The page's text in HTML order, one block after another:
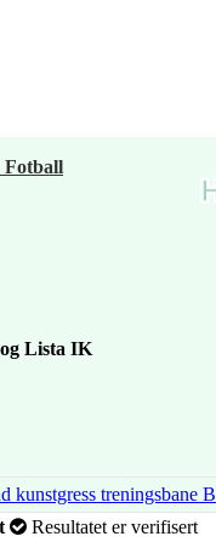
Fotball
Lista IK
kunstgress treningsbane B
Resultatet er verifisert